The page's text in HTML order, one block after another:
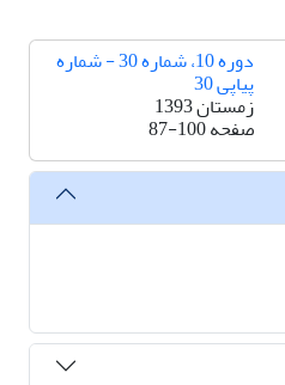
دوره 10، شماره 30 - شماره
پیاپی 30
زمستان 1393
صفحه87-100